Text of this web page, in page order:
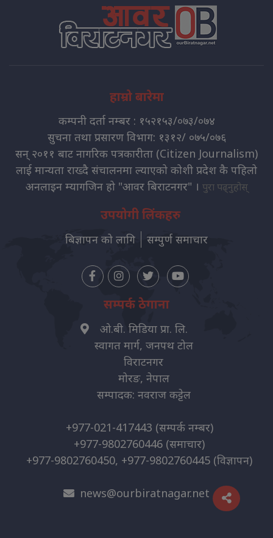
हाम्रो बारेमा
कम्पनी दर्ता नम्बर : १५२१५३/०७३/०७४
सुचना तथा प्रसारण विभाग: १३१२/ ०७५/०७६
सन् २०११ बाट नागरिक पत्रकारीता (Citizen Journalism)
लाई मान्यता राख्दै संचालनमा ल्याएको कोशी प्रदेश कै पहिलो
अनलाइन म्यागजिन हो "आवर बिराटनगर" । पुरा पढ्नुहोस्
उपयोगी लिंकहरु
बिज्ञापन को लागि सम्पुर्ण समाचार
सम्पर्क ठेगाना
ओ.बी. मिडिया प्रा. लि.
स्वागत मार्ग, जनपथ टोल
विराटनगर
मोरङ, नेपाल
सम्पादक: नवराज कट्टेल
+977-021-417443 (सम्पर्क नम्बर)
+977-9802760446 (समाचार)
+977-9802760450, +977-9802760445 (विज्ञापन)
news@ourbiratnagar.net